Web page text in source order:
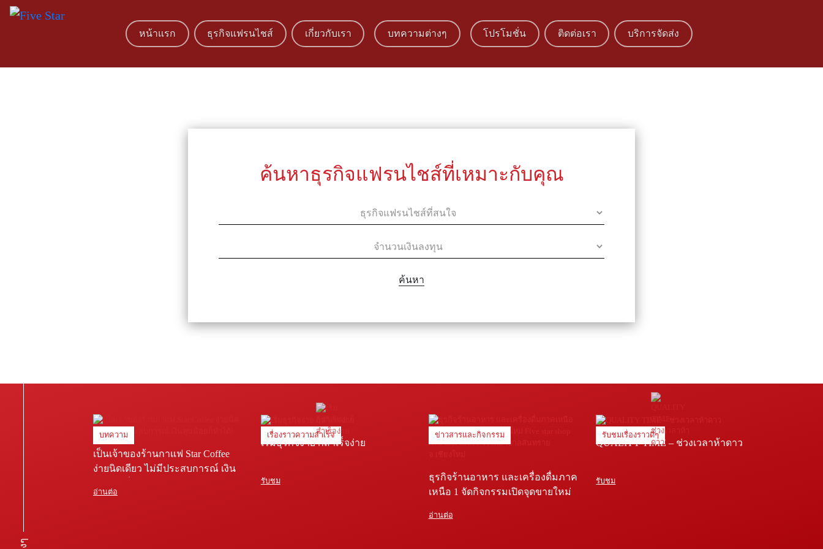
หน้าแรก ธุรกิจแฟรนไชส์ เกี่ยวกับเรา บทความต่างๆ โปรโมชั่น ติดต่อเรา บริการจัดส่ง
ค้นหาธุรกิจแฟรนไชส์ที่เหมาะกับคุณ
ค้นหา
บทความ
เป็นเจ้าของร้านกาแฟ Star Coffee
ง่ายนิดเดียว ไม่มีประสบการณ์ เงิน
อ่านต่อ
เรื่องราวความสำเร็จ
เริ่มธุรกิจง่าย ก็สำเร็จง่าย
รับชม
ข่าวสารและกิจกรรม
ธุรกิจร้านอาหาร และเครื่องดื่มภาค
เหนือ 1 จัดกิจกรรมเปิดจุดขายใหม่
พยาบาลสันทราย จ.เชียงใหม่
อ่านต่อ
รับชมเรื่องราวดีๆ
QUALITY TIME – ช่วงเวลาห้าดาว
รับชม